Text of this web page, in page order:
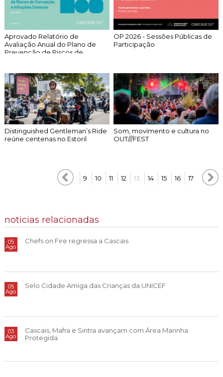
Aprovado Relatório de
Avaliação Anual do Plano de
Prevenção de Riscos de...
OP 2026 - Sessões Públicas de
Participação
Distinguished Gentleman’s Ride
reúne centenas no Estoril
Som, movimento e cultura no
OUT///FEST
9 10 11 12 13 14 15 16 17
noticias relacionadas
05
Ago
Chefs on Fire regressa a Cascais
05
Ago
Selo Cidade Amiga das Crianças da UNICEF
03
Ago
Cascais, Mafra e Sintra avançam com Área Marinha
Protegida